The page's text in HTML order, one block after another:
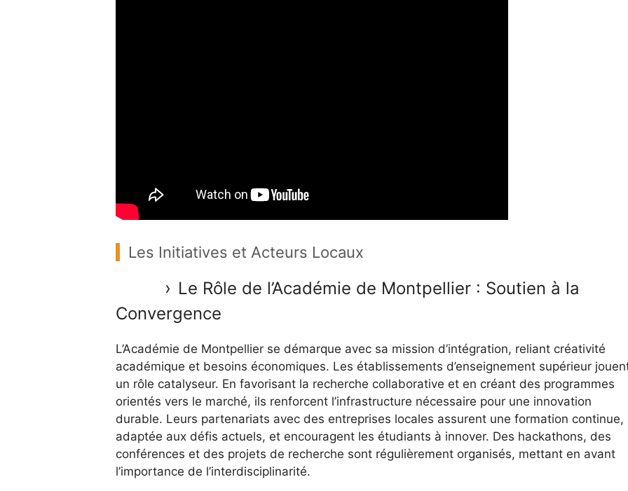
Les Initiatives et Acteurs Locaux
Le Rôle de l’Académie de Montpellier : Soutien à la
Convergence
L’Académie de Montpellier se démarque avec sa mission d’intégration, reliant créativité
académique et besoins économiques. Les établissements d’enseignement supérieur
un rôle catalyseur. En favorisant la recherche collaborative et en créant des programmes
orientés vers le marché, ils renforcent l’infrastructure nécessaire pour une innovation
durable. Leurs partenariats avec des entreprises locales assurent une formation continue,
adaptée aux défis actuels, et encouragent les étudiants à innover. Des hackathons, des
conférences et des projets de recherche sont régulièrement organisés, mettant en avant
l’importance de l’interdisciplinarité.